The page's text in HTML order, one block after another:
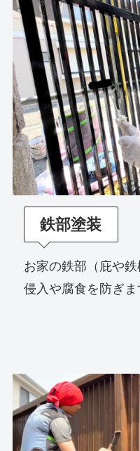
鉄部塗装
お家の鉄部（庇や
侵入や腐食を防ぎま